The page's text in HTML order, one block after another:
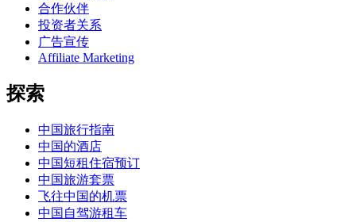
合作伙伴
投资者关系
广告宣传
Affiliate Marketing
探索
中国旅行指南
中国的酒店
中国短租住宿预订
中国旅游套票
飞往中国的机票
中国自驾游租车